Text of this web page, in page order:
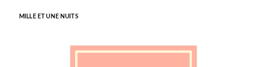
MILLE ET UNE NUITS